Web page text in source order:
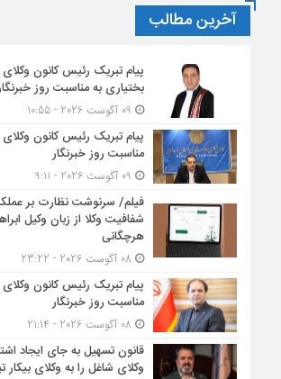
آخرین مطالب
پیام تبریک رئیس کانون
بختیاری به مناسبت روز
پیام تبریک رئیس کانون
مناسبت روز خبرنگار
فیلم/ سرنوشت نظارت بر
شفافیت وکلا از زبان وکیل
هرچگانی
پیام تبریک رئیس کانون
مناسبت روز خبرنگار
قانون تسهیل به جای ایجاد
وکلای شاغل را به وکلای